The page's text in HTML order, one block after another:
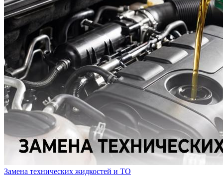
Замена технических жидкостей и ТО